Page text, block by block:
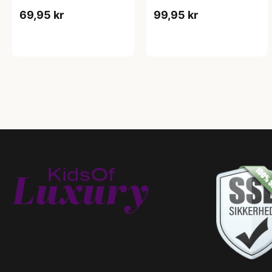
69,95 kr 99,95 kr